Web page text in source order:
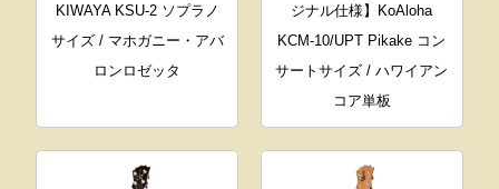
KIWAYA KSU-2 ソプラノ
サイズ / マホガニー・アバ
ロンロゼッタ
ジナル仕様】KoAloha
KCM-10/UPT Pikake コン
サートサイズ / ハワイアン
コア単板